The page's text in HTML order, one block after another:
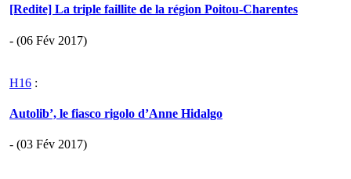
[Redite] La triple faillite de la région Poitou-Charentes
- (06 Fév 2017)
H16 :
Autolib’, le fiasco rigolo d’Anne Hidalgo
- (03 Fév 2017)